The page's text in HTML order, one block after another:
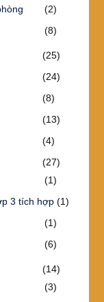
(2)
(8)
(25)
(24)
(8)
(13)
(4)
(27)
(1)
3 tích hợp(1)
(1)
(6)
(14)
(3)